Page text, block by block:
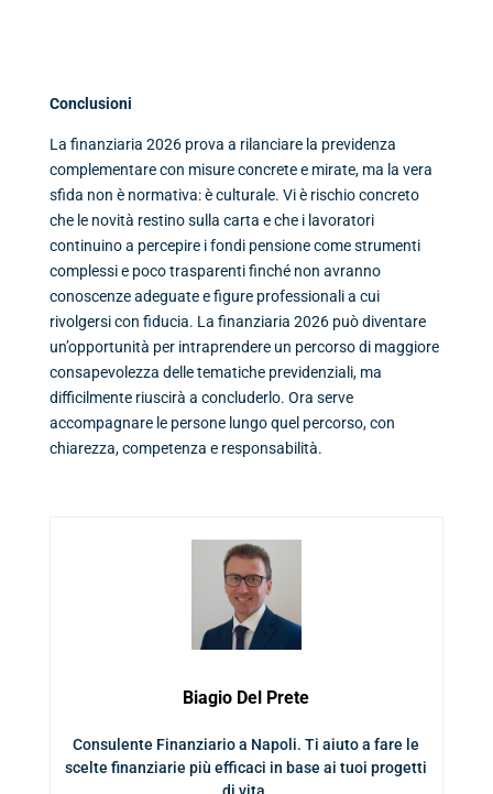
Conclusioni
La finanziaria 2026 prova a rilanciare la previdenza
complementare con misure concrete e mirate, ma la vera
sfida non è normativa: è culturale. Vi è rischio concreto
che le novità restino sulla carta e che i lavoratori
continuino a percepire i fondi pensione come strumenti
complessi e poco trasparenti finché non avranno
conoscenze adeguate e figure professionali a cui
rivolgersi con fiducia. La finanziaria 2026 può diventare
un’opportunità per intraprendere un percorso di maggiore
consapevolezza delle tematiche previdenziali, ma
difficilmente riuscirà a concluderlo. Ora serve
accompagnare le persone lungo quel percorso, con
chiarezza, competenza e responsabilità.
Biagio Del Prete
Consulente Finanziario a Napoli. Ti aiuto a fare le
scelte finanziarie più efficaci in base ai tuoi progetti
di vita.